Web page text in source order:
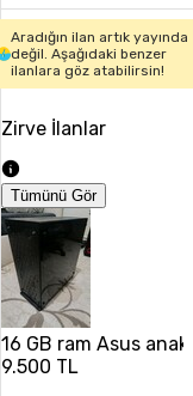
Aradığın ilan artık yayında
değil. Aşağıdaki benzer
ilanlara göz atabilirsin!
Zirve İlanlar
Tümünü Gör
16 GB ram Asus
9.500 TL